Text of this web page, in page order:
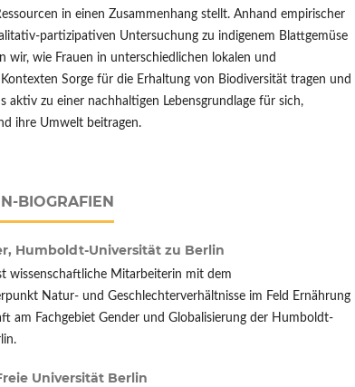
in einen Zusammenhang stellt. Anhand empirischer
partizipativen Untersuchung zu indigenem Blattgemüse
wir, wie Frauen in unterschiedlichen lokalen und
Sorge für die Erhaltung von Biodiversität tragen und
aktiv zu einer nachhaltigen Lebensgrundlage für sich,
ihre Umwelt beitragen.
BIOGRAFIEN
Humboldt-Universität zu Berlin
wissenschaftliche Mitarbeiterin mit dem
Natur- und Geschlechterverhältnisse im Feld Ernährung
am Fachgebiet Gender und Globalisierung der Humboldt-
Universität Berlin